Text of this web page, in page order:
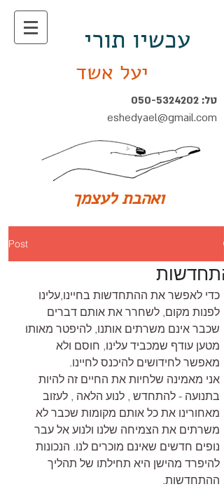
עכשיו תורי
יעל אשד
טל: 050-5324202
eshedyael@gmail.com
ואהבת לעצמך
Post
התחדשות
כדי לאפשר את ההתחדשות בחיינו,עלינו
לפנות מקום, לשחרר את אותם דברים
שכבר אינם משרתים אותנו, להיפטר מאותו
מטען עודף שמכביד עלינו, חוסם ולא
מאפשר לחידושים להיכנס לחיינו.
אני מאמינה שלחיות את החיים זה להיות
בתנועה - להתחדש , לנוע הלאה , לעזוב
מאחורינו את כל אותם מקומות שכבר לא
משרתים את הצמיחה שלנו ולנוע אל עבר
נופים חדשים שאינם מוכרים לנו. הנכונות
להיפרד מהישן היא תחילתו של תהליך
ההתחדשות.